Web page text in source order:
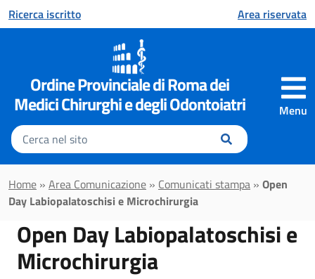
al contenuto principale
Ricerca iscritto Area riservata
Menu
Ordine Provinciale di Roma dei
Medici Chirurghi e degli Odontoiatri
Inserisci
il
testo
da
cercare
Home » Area Comunicazione » Comunicati stampa » Open
Day Labiopalatoschisi e Microchirurgia
Open Day Labiopalatoschisi e
Microchirurgia